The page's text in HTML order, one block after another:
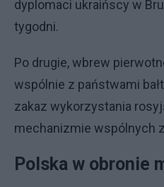
dyplomaci ukraińscy w
tygodni.
Po drugie, wbrew
wspólnie z państwami
zakaz wykorzystania
mechanizmie wspólnych
Polska w obronie